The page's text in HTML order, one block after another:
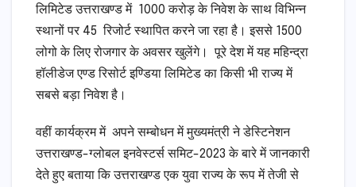
लिमिटेड उत्तराखण्ड में 1000 करोड़ के निवेश के साथ विभिन्न
स्थानों पर 45 रिजोर्ट स्थापित करने जा रहा है। इससे 1500
लोगो के लिए रोजगार के अवसर खुलेंगे। पूरे देश में यह महिन्द्रा
हॉलीडेज एण्ड रिसोर्ट इण्डिया लिमिटेड का किसी भी राज्य में
सबसे बड़ा निवेश है।
वहीं कार्यक्रम में अपने सम्बोधन में मुख्यमंत्री ने डेस्टिनेशन
उत्तराखण्ड-ग्लोबल इनवेस्टर्स समिट-2023 के बारे में जानकारी
देते हुए बताया कि उत्तराखण्ड एक युवा राज्य के रूप में तेजी से